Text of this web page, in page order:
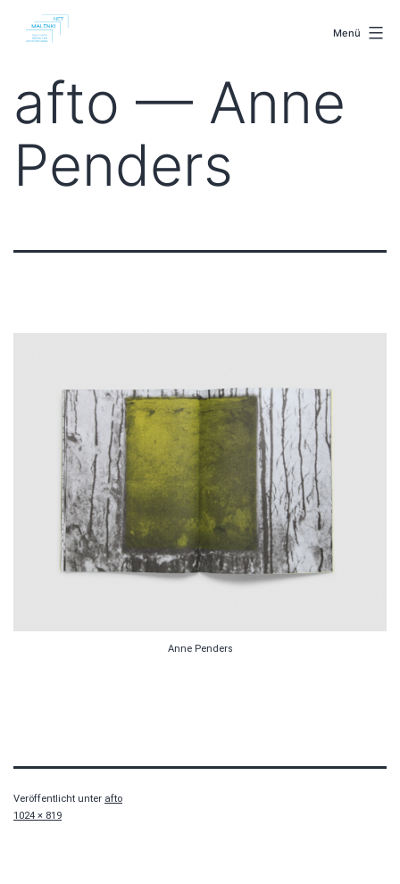
Inhalt
Menü
afto — Anne
Penders
Anne Penders
Veröffentlicht unter afto
Originalgröße
1024 × 819